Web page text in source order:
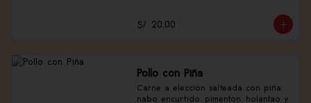
S/ 20.00
Pollo con Piña
Carne a elección salteada con piña,
nabo encurtido, pimentón, holantao y